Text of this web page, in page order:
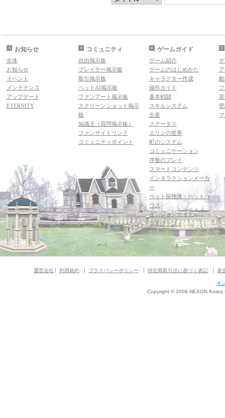
お知らせ
全体
お知らせ
イベント
メンテナンス
アップデート
ETERNITY
コミュニティ
自由掲示板
プレイヤー掲示板
取引掲示板
ペットAI掲示板
ファンアート掲示板
スクリーンショット掲示
板
知識王（質問掲示板）
ファンサイトリンク
コミュニティポイント
ゲームガイド
ゲーム紹介
ゲームのはじめかた
キャラクター作成
操作ガイド
基本戦闘
スキルシステム
生産
ステータス
エリンの世界
町のシステム
コミュニケーション
序盤のプレイ
スマートコンテンツ
インタラクションメーカ
ー
ペット探検隊・ペットハ
ウス
ダンジョンガイド
マギグラフィ
運営会社 利用規約 プライバシーポリシー 特定商取引法に基づく表記 資
オ
Copyright © 2009 NEXON Korea